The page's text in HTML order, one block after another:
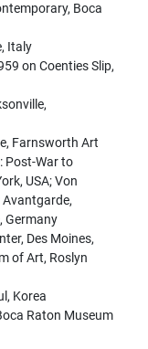
Boca
Italy
on Coenties Slip,
Farnsworth Art
Post-War to
USA; Von
Germany
Des Moines,
of Art, Roslyn
Korea
Raton Museum